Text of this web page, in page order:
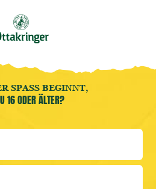
öffnen
öffnen
SPASS BEGINNT,
16 ODER ÄLTER?